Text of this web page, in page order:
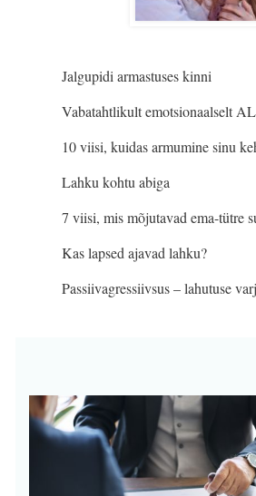
Jalgupidi armastuses kinni
Vabatahtlikult emotsionaalselt
10 viisi, kuidas armumine sinu
Lahku kohtu abiga
7 viisi, mis mõjutavad ema-tütre
Kas lapsed ajavad lahku?
Passiivagressiivsus – lahutuse